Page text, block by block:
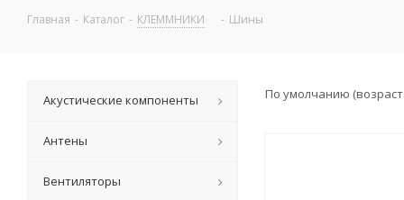
Главная - Каталог - КЛЕММНИКИ - Шины
По умолчанию
Акустические компоненты
Антены
Вентиляторы